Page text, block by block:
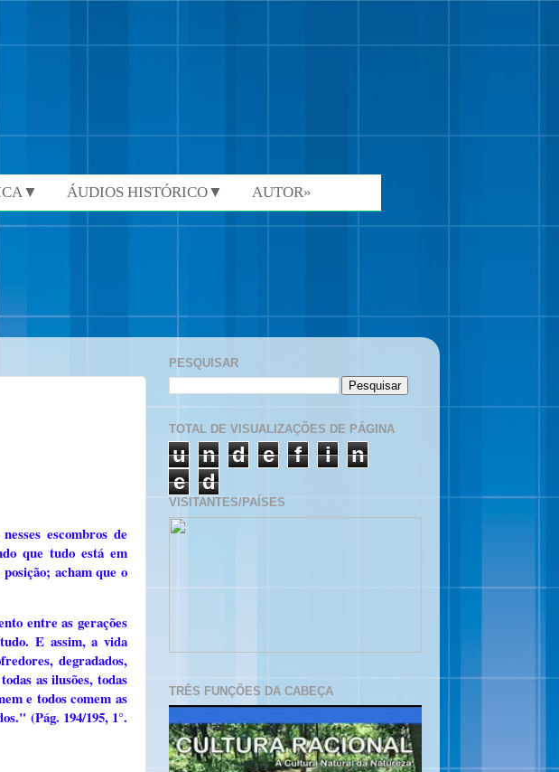
ÁUDIOS HISTÓRICO▼ AUTOR»
escombros de
que tudo está em
acham que o
entre as gerações
E assim, a vida
degradados,
as ilusões, todas
e todos comem as
(Pág. 194/195, 1°.
PESQUISAR
TOTAL DE VISUALIZAÇÕES DE PÁGINA
u n d e f i
n
e
d
VISITANTES/PAÍSES
TRÊS FUNÇÕES DA CABEÇA